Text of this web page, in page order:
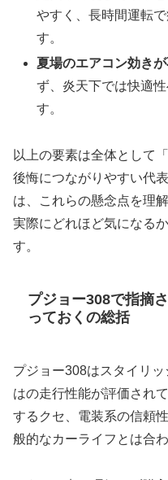
やすく、長時間運転
す。
夏場のエアコン効き
ず、炎天下では快適
す。
以上の要素は全体として
後悔につながりやすい代
は、これらの懸念点を理
実際にどれほど気になる
す。
プジョー308で指摘
っておくの総括
プジョー308はスタイリ
はの走行性能が評価され
するクセ、電装系の信頼
般的なカーライフとは合